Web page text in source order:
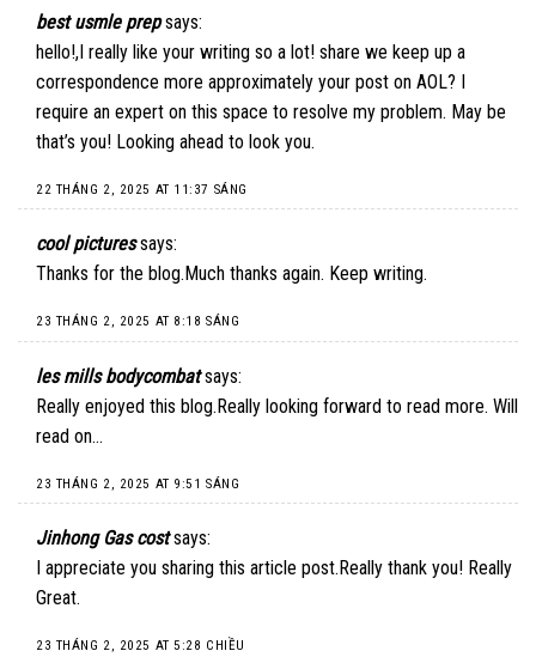
best usmle prep says:
hello!,I really like your writing so a lot! share we keep up a
correspondence more approximately your post on AOL? I
require an expert on this space to resolve my problem. May be
that’s you! Looking ahead to look you.
22 THÁNG 2, 2025 AT 11:37 SÁNG
cool pictures says:
Thanks for the blog.Much thanks again. Keep writing.
23 THÁNG 2, 2025 AT 8:18 SÁNG
les mills bodycombat says:
Really enjoyed this blog.Really looking forward to read more. Will
read on…
23 THÁNG 2, 2025 AT 9:51 SÁNG
Jinhong Gas cost says:
I appreciate you sharing this article post.Really thank you! Really
Great.
23 THÁNG 2, 2025 AT 5:28 CHIỀU